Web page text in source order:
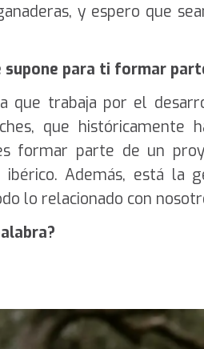
y espero que
supone para ti formar
que trabaja por el
que históricamente
formar parte de un
Además, está la
lo relacionado con